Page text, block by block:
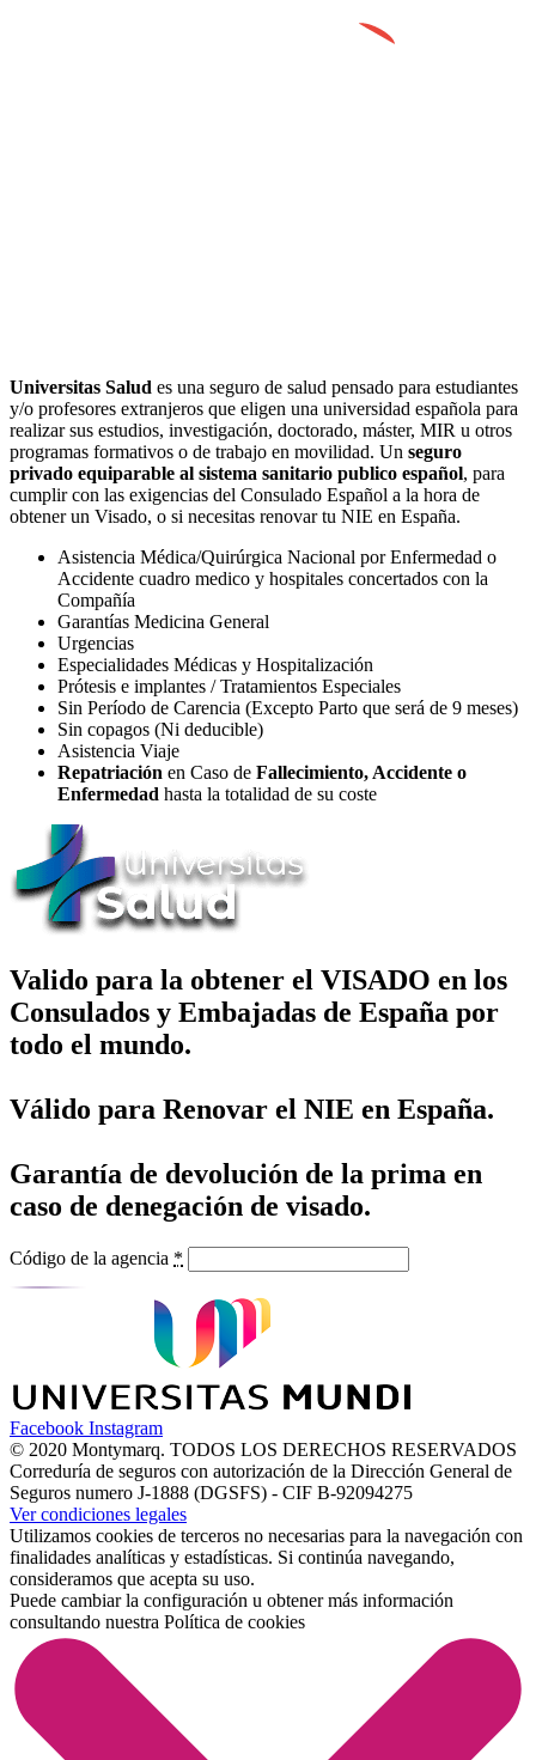
Universitas Salud es una seguro de salud pensado para estudiantes
y/o profesores extranjeros que eligen una universidad española para
realizar sus estudios, investigación, doctorado, máster, MIR u otros
programas formativos o de trabajo en movilidad. Un seguro
privado equiparable al sistema sanitario publico español, para
cumplir con las exigencias del Consulado Español a la hora de
obtener un Visado, o si necesitas renovar tu NIE en España.
Asistencia Médica/Quirúrgica Nacional por Enfermedad o
Accidente cuadro medico y hospitales concertados con la
Compañía
Garantías Medicina General
Urgencias
Especialidades Médicas y Hospitalización
Prótesis e implantes / Tratamientos Especiales
Sin Período de Carencia (Excepto Parto que será de 9 meses)
Sin copagos (Ni deducible)
Asistencia Viaje
Repatriación en Caso de Fallecimiento, Accidente o
Enfermedad hasta la totalidad de su coste
Valido para la obtener el VISADO en los
Consulados y Embajadas de España por
todo el mundo.
Válido para Renovar el NIE en España.
Garantía de devolución de la prima en
caso de denegación de visado.
Código de la agencia *
Facebook Instagram
© 2020 Montymarq. TODOS LOS DERECHOS RESERVADOS
Correduría de seguros con autorización de la Dirección General de
Seguros numero J-1888 (DGSFS) - CIF B-92094275
Ver condiciones legales
Utilizamos cookies de terceros no necesarias para la navegación con
finalidades analíticas y estadísticas. Si continúa navegando,
consideramos que acepta su uso.
Puede cambiar la configuración u obtener más información
consultando nuestra Política de cookies